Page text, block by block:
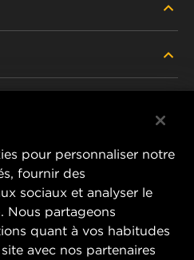
/ REMPLACÉS
East FZE
pour personnaliser notre
fournir des
sociaux et analyser le
Nous partageons
quant à vos habitudes
avec nos partenaires